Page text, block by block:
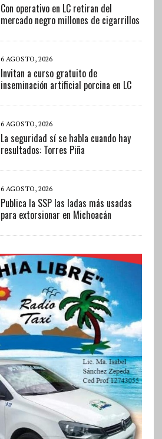
Con operativo en LC retiran del
mercado negro millones de cigarrillos
6 AGOSTO, 2026
Invitan a curso gratuito de
inseminación artificial porcina en LC
6 AGOSTO, 2026
La seguridad sí se habla cuando hay
resultados: Torres Piña
6 AGOSTO, 2026
Publica la SSP las ladas más usadas
para extorsionar en Michoacán